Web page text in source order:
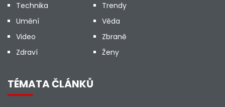
Technika
Trendy
Umění
Věda
Video
Zbraně
Zdraví
Ženy
TÉMATA ČLÁNKŮ